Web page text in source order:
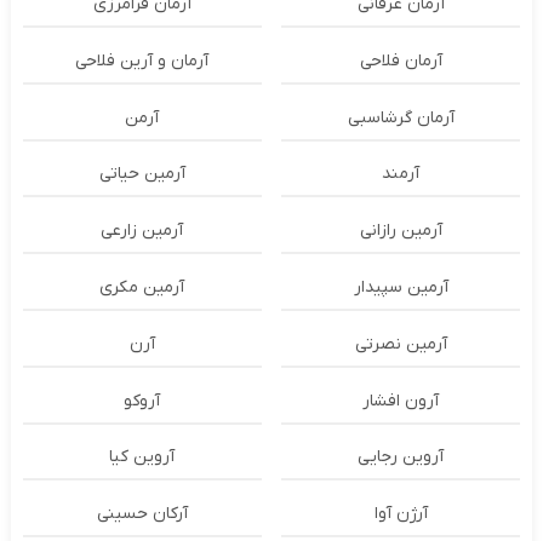
آرمان فلاحی آرمان و آرین فلاحی
آرمان گرشاسبی آرمن
آرمند آرمین حیاتی
آرمین رازانی آرمین زارعی
آرمین سپیدار آرمین مکری
آرمین نصرتی آرن
آرون افشار آروکو
آروین رجایی آروین کیا
آرژن آوا آرکان حسینی